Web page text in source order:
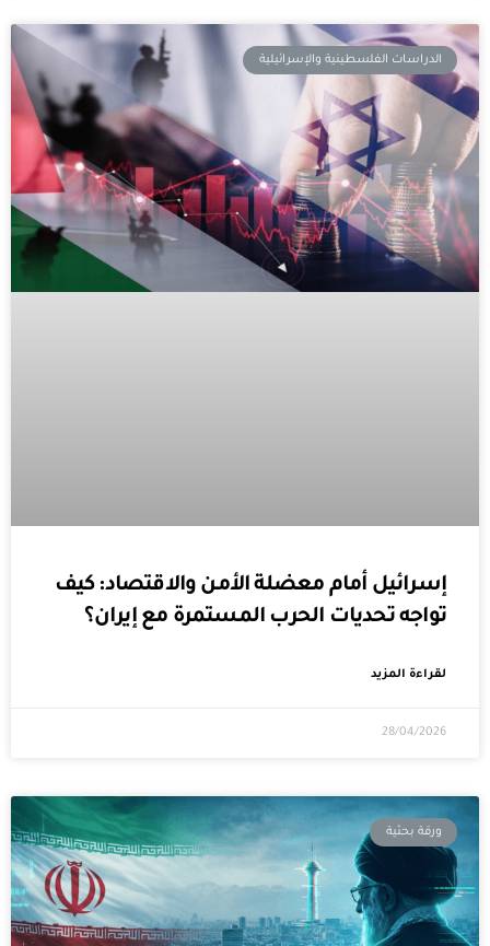
الدراسات الفلسطينية والإسرائيلية
إسرائيل أمام معضلة الأمن والاقتصاد: كيف
تواجه تحديات الحرب المستمرة مع إيران؟
لقراءة المزيد
28/04/2026
ورقة بحثية